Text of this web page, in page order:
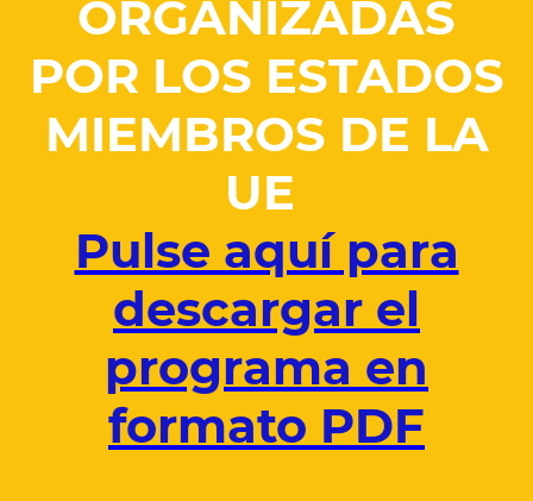
ORGANIZADAS
POR LOS ESTADOS
MIEMBROS DE LA
UE
Pulse aquí para
descargar el
programa en
formato PDF